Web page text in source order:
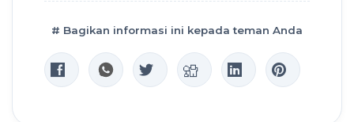
# Bagikan informasi ini kepada teman Anda